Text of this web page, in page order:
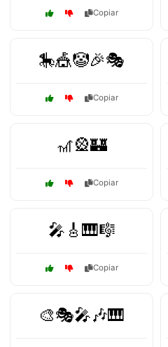
Copiar
🎠🎪🤡🎉🎭
Copiar
🎢🎡🏰
Copiar
🎤🎸🎹🎼
Copiar
🎨🎭🎤🎶🎹